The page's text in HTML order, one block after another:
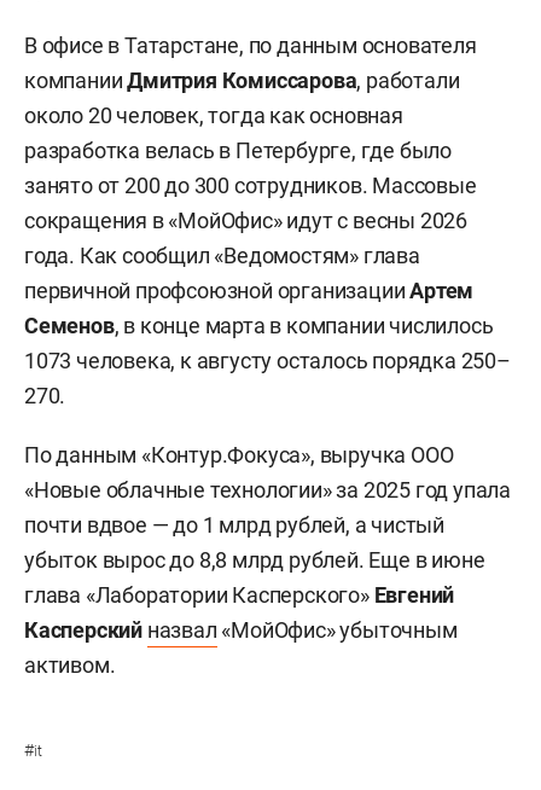
В офисе в Татарстане, по данным основателя
компанииДмитрия Комиссарова, работали
около 20 человек, тогда как основная
разработка велась в Петербурге, где было
занято от 200 до 300 сотрудников. Массовые
сокращения в «МойОфис» идут с весны 2026
года. Как сообщил «Ведомостям» глава
первичной профсоюзной организацииАртем
Семенов, в конце марта в компании числилось
1073 человека, к августу осталось порядка 250–
270.
По данным «Контур.Фокуса», выручка ООО
«Новые облачные технологии» за 2025 год упала
почти вдвое — до 1 млрд рублей, а чистый
убыток вырос до 8,8 млрд рублей. Еще в июне
глава «Лаборатории Касперского» Евгений
Касперский назвал «МойОфис» убыточным
активом.
#it